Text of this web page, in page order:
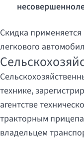
Скидка
легкового
технике,
агентстве
тракторным
владельцем